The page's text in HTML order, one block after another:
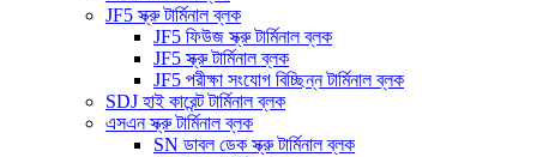
JF5 স্ক্রু টার্মিনাল ব্লক
JF5 ফিউজ স্ক্রু টার্মিনাল ব্লক
JF5 স্ক্রু টার্মিনাল ব্লক
JF5 পরীক্ষা সংযোগ বিচ্ছিন্ন টার্মিনাল ব্লক
SDJ হাই কারেন্ট টার্মিনাল ব্লক
এসএন স্ক্রু টার্মিনাল ব্লক
SN ডাবল ডেক স্ক্রু টার্মিনাল ব্লক